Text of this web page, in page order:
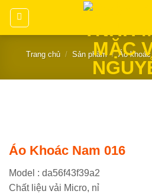
Chuyển
nội
Trang chủ / Sản phẩm / Áo khoác
Áo Khoác Nam 016
Model : da56f43f39a2
Chất liệu vải Micro, nỉ